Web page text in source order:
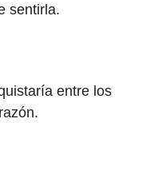
sentirla.
entre los